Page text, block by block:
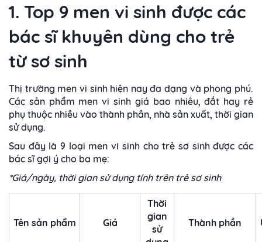
1. Top 9 men vi sinh được các
bác sĩ khuyên dùng cho trẻ
từ sơ sinh
Thị trường men vi sinh hiện nay đa dạng và phong phú.
Các sản phẩm men vi sinh giá bao nhiêu, đắt hay rẻ
phụ thuộc nhiều vào thành phần, nhà sản xuất, thời gian
sử dụng.
Sau đây là 9 loại men vi sinh cho trẻ sơ sinh được các
bác sĩ gợi ý cho ba mẹ:
*Giá/ngày, thời gian sử dụng tính trên trẻ sơ sinh
Tên sản phẩm Giá
Thời
gian
sử
Thành phần